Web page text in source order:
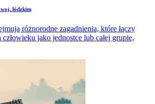
łódzkim
różnorodne zagadnienia, które łączy
jako jednostce lub całej grupie,